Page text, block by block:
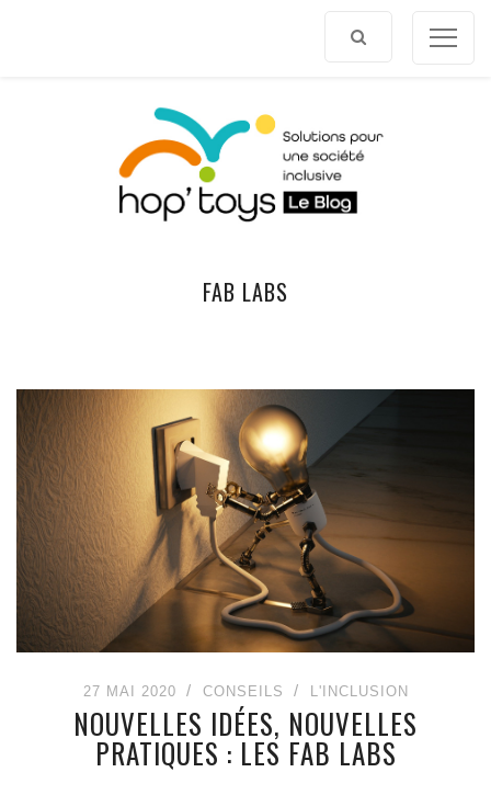
FAB LABS
27 MAI 2020 CONSEILS L'INCLUSION
NOUVELLES IDÉES, NOUVELLES
PRATIQUES : LES FAB LABS